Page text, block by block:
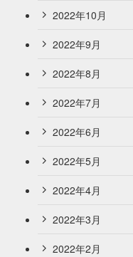
2022年10月
2022年9月
2022年8月
2022年7月
2022年6月
2022年5月
2022年4月
2022年3月
2022年2月